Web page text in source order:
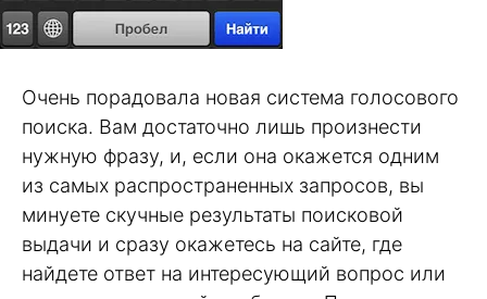
Очень порадовала новая система голосового
поиска. Вам достаточно лишь произнести
нужную фразу, и, если она окажется одним
из самых распространенных запросов, вы
минуете скучные результаты поисковой
выдачи и сразу окажетесь на сайте, где
найдете ответ на интересующий вопрос или